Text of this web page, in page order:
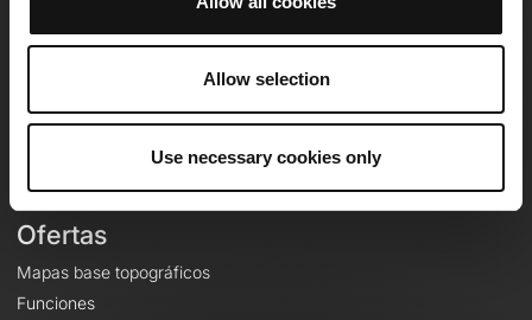
Allow selection
Use necessary cookies only
OpenRunner
A proposito
Le Mag'
Ofertas
Mapas base topográficos
Funciones